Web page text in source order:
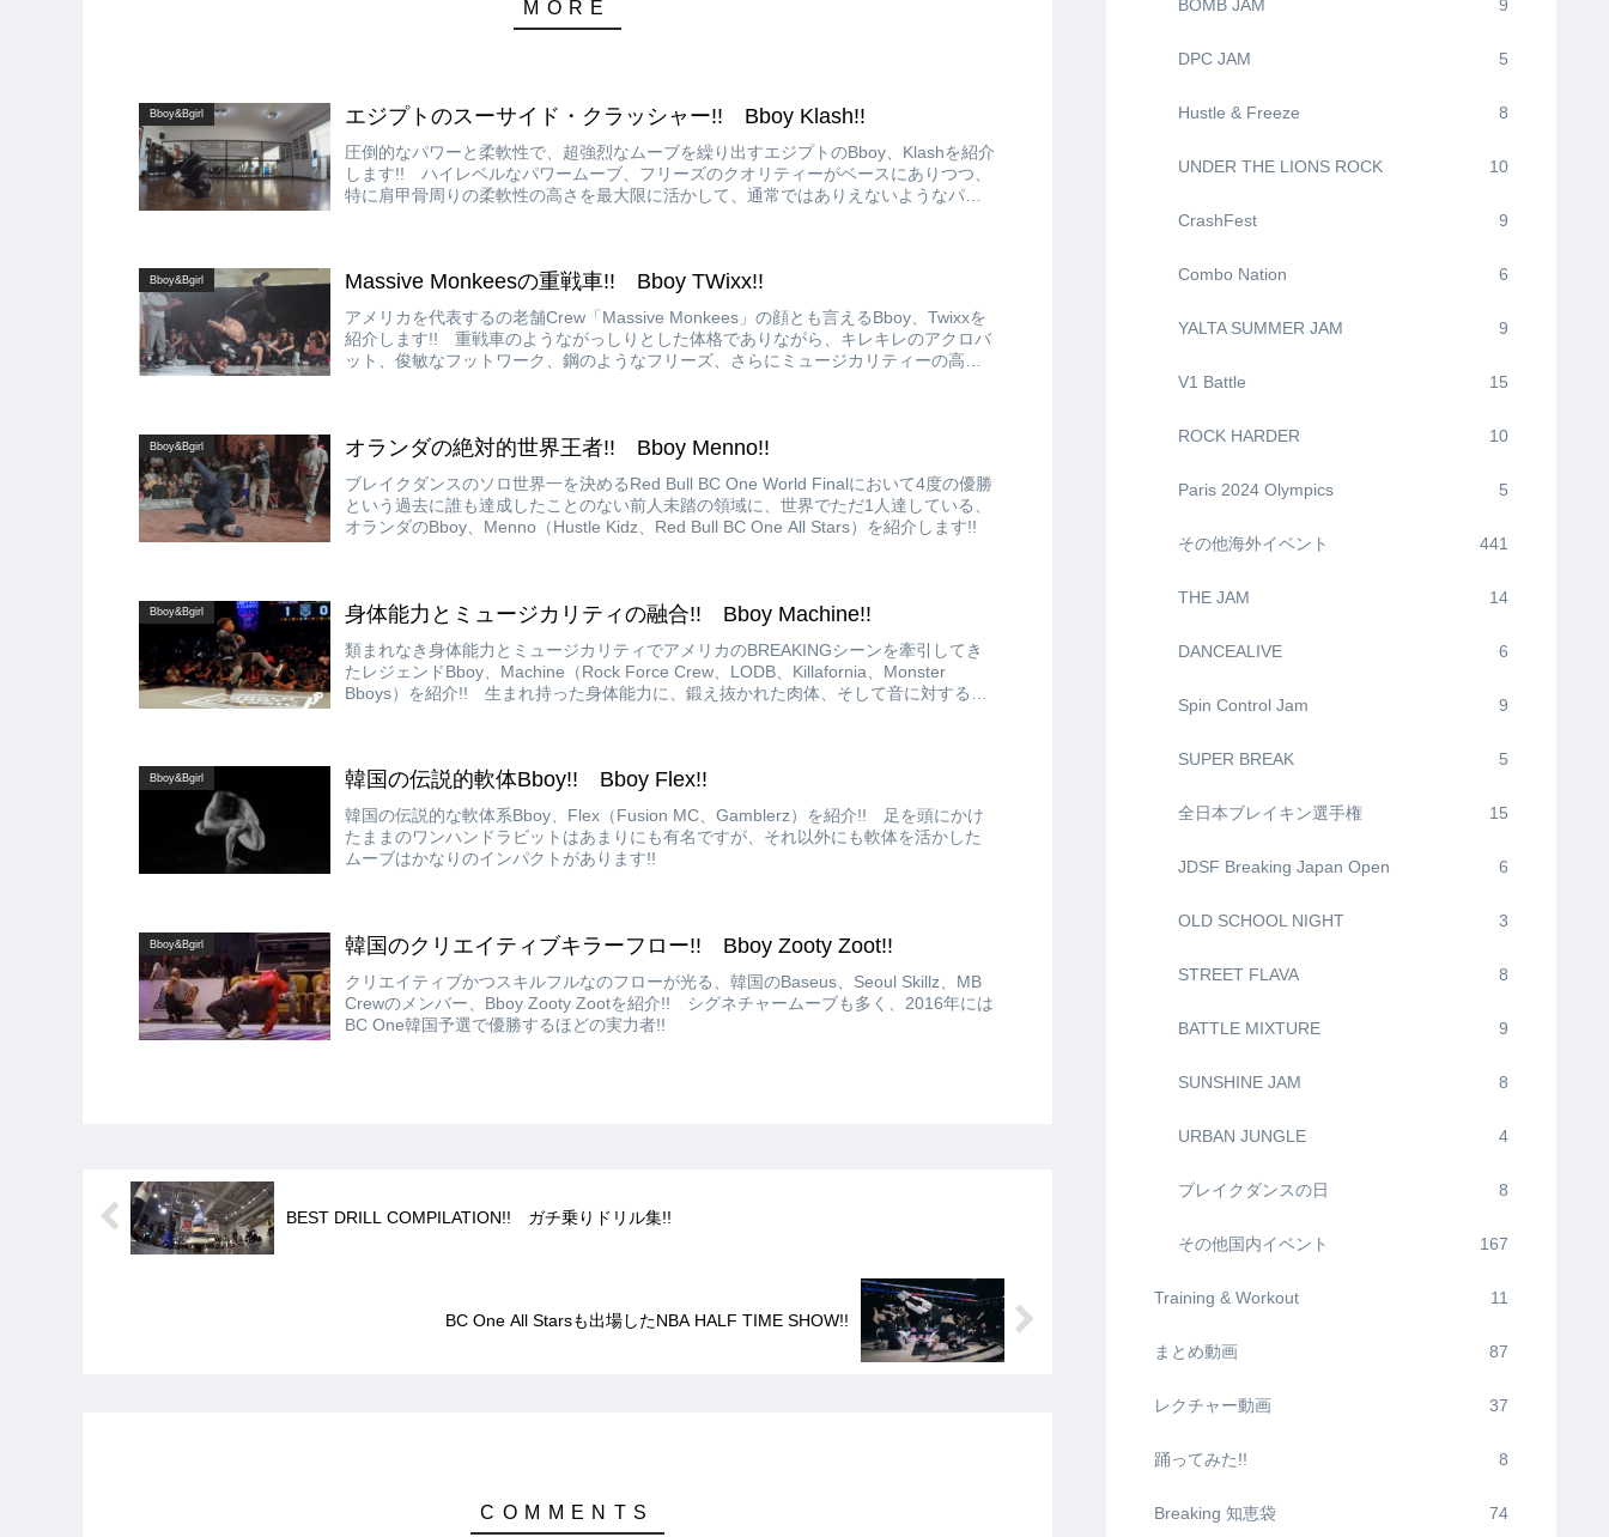
Bboy&Bgirl エジプトのスーサイド・クラッシャー!! Bboy Klash!!
圧倒的なパワーと柔軟性で、超強烈なムーブを繰り出すエジプトのBboy、Klashを紹介
します!! ハイレベルなパワームーブ、フリーズのクオリティーがベースにありつつ、
特に肩甲骨周りの柔軟性の高さを最大限に活かして、通常ではありえないようなパワ
Bboy&Bgirl Massive Monkeesの重戦車!! Bboy TWixx!!
アメリカを代表するの老舗Crew「Massive Monkees」の顔とも言えるBboy、Twixxを
紹介します!! 重戦車のようながっしりとした体格でありながら、キレキレのアクロバ
ット、俊敏なフットワーク、鋼のようなフリーズ、さらにミュージカリティーの高さ
Bboy&Bgirl オランダの絶対的世界王者!! Bboy Menno!!
ブレイクダンスのソロ世界一を決めるRed Bull BC One World Finalにおいて4度の優勝
という過去に誰も達成したことのない前人未踏の領域に、世界でただ1人達している、
オランダのBboy、Menno（Hustle Kidz、Red Bull BC One All Stars）を紹介します!!
Bboy&Bgirl 身体能力とミュージカリティの融合!! Bboy Machine!!
類まれなき身体能力とミュージカリティでアメリカのBREAKINGシーンを牽引してき
たレジェンドBboy、Machine（Rock Force Crew、LODB、Killafornia、Monster
Bboys）を紹介!! 生まれ持った身体能力に、鍛え抜かれた肉体、そして音に対する反
Bboy&Bgirl 韓国の伝説的軟体Bboy!! Bboy Flex!!
韓国の伝説的な軟体系Bboy、Flex（Fusion MC、Gamblerz）を紹介!! 足を頭にかけ
たままのワンハンドラビットはあまりにも有名ですが、それ以外にも軟体を活かした
ムーブはかなりのインパクトがあります!!
Bboy&Bgirl 韓国のクリエイティブキラーフロー!! Bboy Zooty Zoot!!
クリエイティブかつスキルフルなのフローが光る、韓国のBaseus、Seoul Skillz、MB
Crewのメンバー、Bboy Zooty Zootを紹介!! シグネチャームーブも多く、2016年には
BC One韓国予選で優勝するほどの実力者!!
BEST DRILL COMPILATION!! ガチ乗りドリル集!!
BC One All Starsも出場したNBA HALF TIME SHOW!!
BOMB JAM 9
DPC JAM 5
Hustle & Freeze 8
UNDER THE LIONS ROCK 10
CrashFest 9
Combo Nation 6
YALTA SUMMER JAM 9
V1 Battle 15
ROCK HARDER 10
Paris 2024 Olympics 5
その他海外イベント 441
THE JAM 14
DANCEALIVE 6
Spin Control Jam 9
SUPER BREAK 5
全日本ブレイキン選手権 15
JDSF Breaking Japan Open 6
OLD SCHOOL NIGHT 3
STREET FLAVA 8
BATTLE MIXTURE 9
SUNSHINE JAM 8
URBAN JUNGLE 4
ブレイクダンスの日 8
その他国内イベント 167
Training & Workout 11
まとめ動画 87
レクチャー動画 37
踊ってみた!! 8
Breaking 知恵袋 74